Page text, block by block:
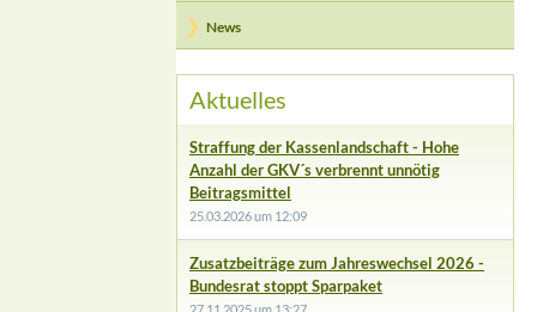
News
Aktuelles
Straffung der Kassenlandschaft - Hohe
Anzahl der GKV´s verbrennt unnötig
Beitragsmittel
25.03.2026 um 12:09
Zusatzbeiträge zum Jahreswechsel 2026 -
Bundesrat stoppt Sparpaket